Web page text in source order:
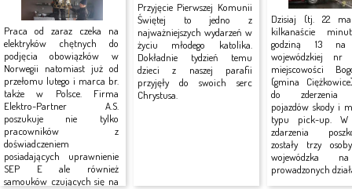
Praca od zaraz czeka na
elektryków chętnych do
podjęcia obowiązków w
Norwegii natomiast już od
przełomu lutego i marca br.
także w Polsce. Firma
Elektro-Partner A.S.
poszukuje nie tylko
pracowników z
doświadczeniem
posiadających uprawnienie
SEP E ale również
samouków czujących się na
Przyjęcie Pierwszej Komunii
Świętej to jedno z
najważniejszych wydarzeń w
życiu młodego katolika.
Dokładnie tydzień temu
dzieci z naszej parafii
przyjęły do swoich serc
Chrystusa.
Dzisiaj (tj. 22
kilkanaście
godziną 13 na
wojewódzkiej
miejscowości
(gmina
do zderzenia
pojazdów skody i
typu pick-up. W
zdarzenia
zostały trzy
wojewódzka
prowadzonych